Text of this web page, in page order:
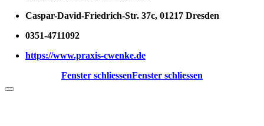
Caspar-David-Friedrich-Str. 37c, 01217 Dresden
0351-4711092
https://www.praxis-cwenke.de
Fenster schliessenFenster schliessen